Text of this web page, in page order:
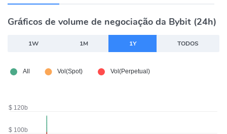
Gráficos de volume de negociação da Bybit (24h)
1W 1M 1Y TODOS